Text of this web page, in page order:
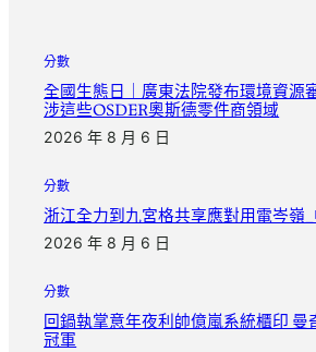
分數
全國生態日｜廣東法院發布環境資源
涉這些OSDER奧斯德零件商領域
2026 年 8 月 6 日
分數
浙江全力到九宮格共享應對用電岑嶺
2026 年 8 月 6 日
分數
回鍋執掌意年夜利帥億嵐系統櫃印 曼
冠軍